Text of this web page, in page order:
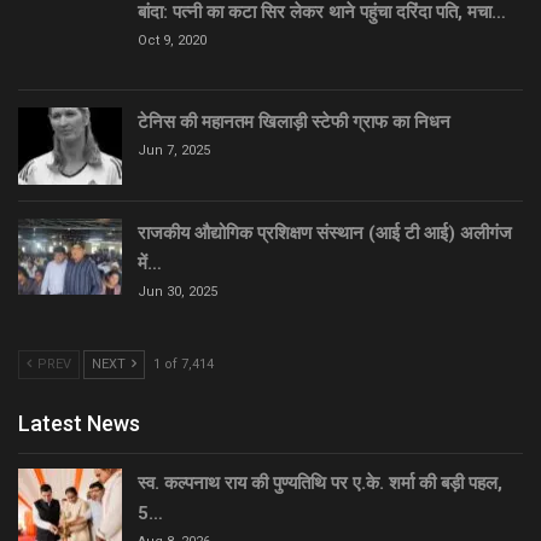
बांदा: पत्नी का कटा सिर लेकर थाने पहुंचा दरिंदा पति, मचा…
Oct 9, 2020
टेनिस की महानतम खिलाड़ी स्टेफी ग्राफ का निधन
Jun 7, 2025
राजकीय औद्योगिक प्रशिक्षण संस्थान (आई टी आई) अलीगंज
में…
Jun 30, 2025
PREV NEXT 1 of 7,414
Latest News
स्व. कल्पनाथ राय की पुण्यतिथि पर ए.के. शर्मा की बड़ी पहल,
5…